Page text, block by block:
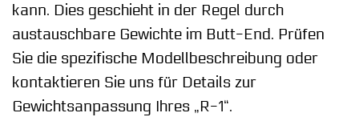
kann. Dies geschieht in der Regel durch
austauschbare Gewichte im Butt-End. Prüfen
Sie die spezifische Modellbeschreibung oder
kontaktieren Sie uns für Details zur
Gewichtsanpassung Ihres „R-1“.